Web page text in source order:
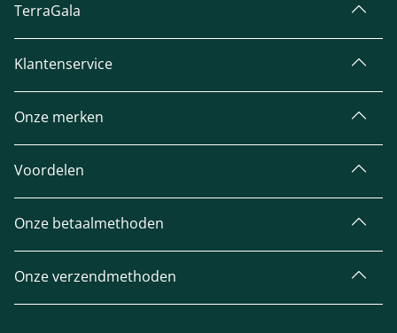
TerraGala
Klantenservice
Onze merken
Voordelen
Onze betaalmethoden
Onze verzendmethoden